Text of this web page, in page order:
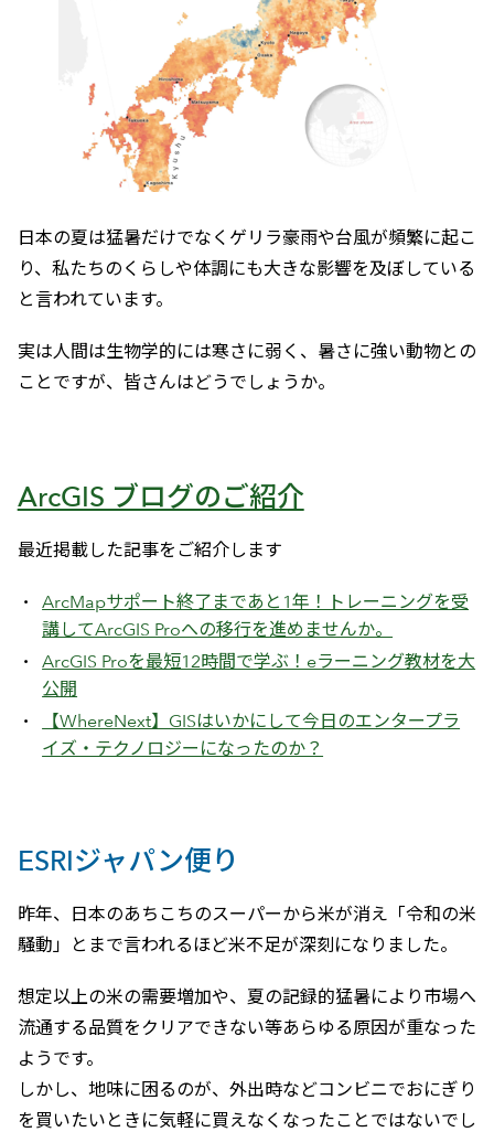
日本の夏は猛暑だけでなくゲリラ豪雨や台風が頻繁に起こ
り、私たちのくらしや体調にも大きな影響を及ぼしている
と言われています。
実は人間は生物学的には寒さに弱く、暑さに強い動物との
ことですが、皆さんはどうでしょうか。
ArcGIS ブログのご紹介
最近掲載した記事をご紹介します
ArcMapサポート終了まであと1年！トレーニングを受
講してArcGIS Proへの移行を進めませんか。
ArcGIS Proを最短12時間で学ぶ！eラーニング教材を大
公開
【WhereNext】GISはいかにして今日のエンタープラ
イズ・テクノロジーになったのか？
ESRIジャパン便り
昨年、日本のあちこちのスーパーから米が消え「令和の米
騒動」とまで言われるほど米不足が深刻になりました。
想定以上の米の需要増加や、夏の記録的猛暑により市場へ
流通する品質をクリアできない等あらゆる原因が重なった
ようです。
しかし、地味に困るのが、外出時などコンビニでおにぎり
を買いたいときに気軽に買えなくなったことではないでし